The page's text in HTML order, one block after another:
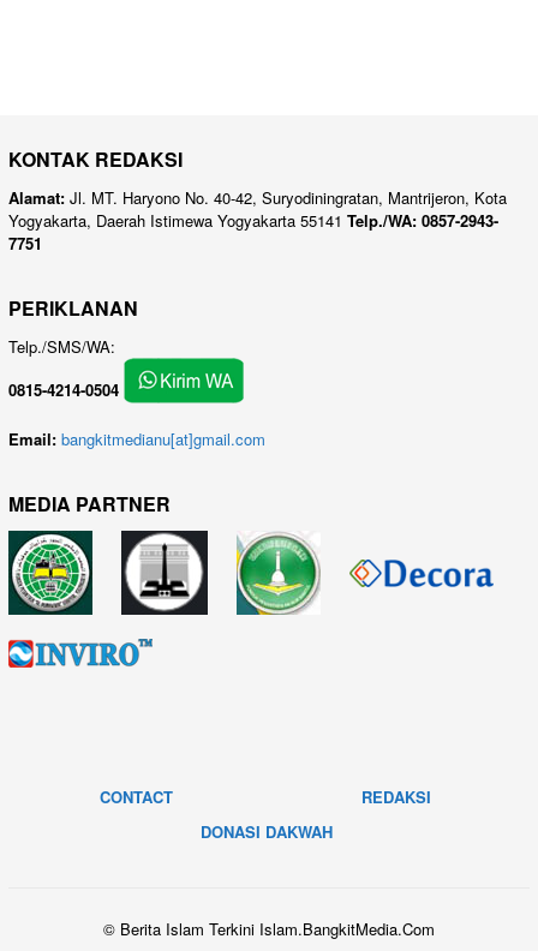
KONTAK REDAKSI
Alamat: Jl. MT. Haryono No. 40-42, Suryodiningratan, Mantrijeron, Kota
Yogyakarta, Daerah Istimewa Yogyakarta 55141 Telp./WA: 0857-2943-
7751
PERIKLANAN
Telp./SMS/WA:
0815-4214-0504
Email: bangkitmedianu[at]gmail.com
MEDIA PARTNER
CONTACT
REDAKSI
DONASI DAKWAH
© Berita Islam Terkini Islam.BangkitMedia.Com